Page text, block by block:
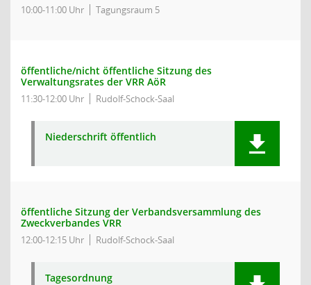
10:00-11:00 Uhr Tagungsraum 5
öffentliche/nicht öffentliche Sitzung des
Verwaltungsrates der VRR AöR
11:30-12:00 Uhr Rudolf-Schock-Saal
Niederschrift öffentlich
öffentliche Sitzung der Verbandsversammlung des
Zweckverbandes VRR
12:00-12:15 Uhr Rudolf-Schock-Saal
Tagesordnung